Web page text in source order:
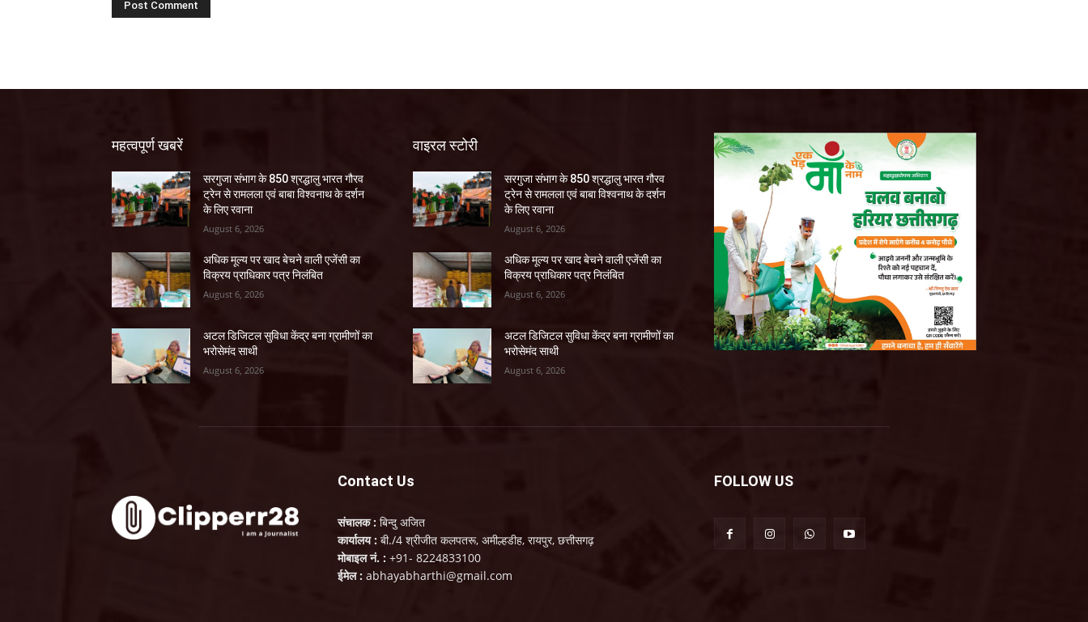
महत्वपूर्ण खबरें
सरगुजा संभाग के 850 श्रद्धालु भारत गौरव
ट्रेन से रामलला एवं बाबा विश्वनाथ के दर्शन
के लिए रवाना
August 6, 2026
अधिक मूल्य पर खाद बेचने वाली एजेंसी का
विक्रय प्राधिकार पत्र निलंबित
August 6, 2026
अटल डिजिटल सुविधा केंद्र बना ग्रामीणों का
भरोसेमंद साथी
August 6, 2026
वाइरल स्टोरी
सरगुजा संभाग के 850 श्रद्धालु भारत गौरव
ट्रेन से रामलला एवं बाबा विश्वनाथ के दर्शन
के लिए रवाना
August 6, 2026
अधिक मूल्य पर खाद बेचने वाली एजेंसी का
विक्रय प्राधिकार पत्र निलंबित
August 6, 2026
अटल डिजिटल सुविधा केंद्र बना ग्रामीणों का
भरोसेमंद साथी
August 6, 2026
Contact Us
संचालक : बिन्दु अजित
कार्यालय : बी./4 श्रीजीत कलपतरू, अमील्हडीह, रायपुर, छत्तीसगढ़
मोबाइल नं. : +91- 8224833100
ईमेल : abhayabharthi@gmail.com
FOLLOW US